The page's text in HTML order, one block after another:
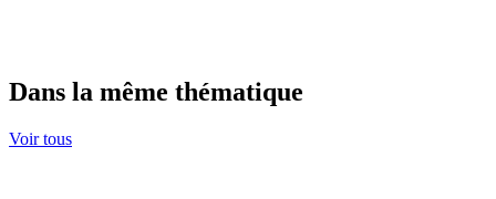
Dans la même thématique
Voir tous